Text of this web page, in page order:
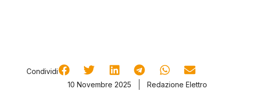
Condividi
10 Novembre 2025
Redazione Elettro